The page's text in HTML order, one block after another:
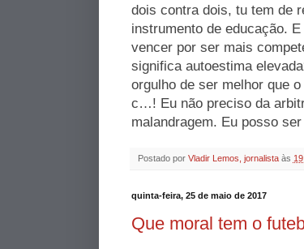
dois contra dois, tu tem de
instrumento de educação.
vencer por ser mais
significa autoestima
orgulho de ser melhor que
c…! Eu não preciso da
malandragem. Eu posso
Postado por Vladir Lemos, jornalista às
quinta-feira, 25 de maio de 2017
Que moral tem o